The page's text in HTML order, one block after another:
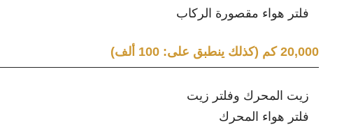
فلتر هواء مقصورة الركاب
20,000 كم (كذلك ينطبق على: 100 ألف)
زيت المحرك وفلتر زيت
فلتر هواء المحرك